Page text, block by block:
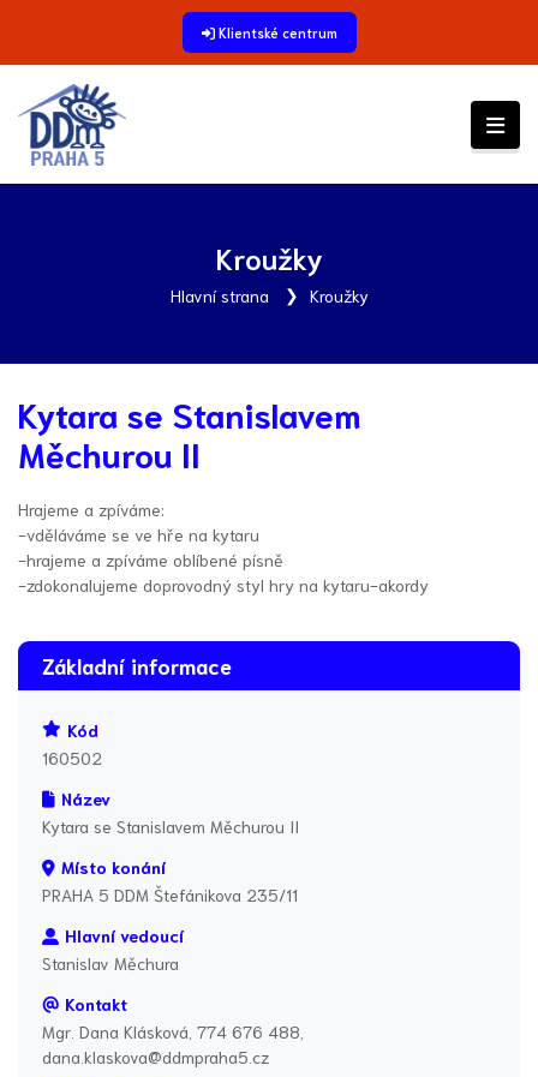
Klientské centrum
Kroužky
Hlavní strana Kroužky
Kytara se Stanislavem
Měchurou II
Hrajeme a zpíváme:
-vděláváme se ve hře na kytaru
-hrajeme a zpíváme oblíbené písně
-zdokonalujeme doprovodný styl hry na kytaru-akordy
Základní informace
Kód
160502
Název
Kytara se Stanislavem Měchurou II
Místo konání
PRAHA 5 DDM Štefánikova 235/11
Hlavní vedoucí
Stanislav Měchura
Kontakt
Mgr. Dana Klásková, 774 676 488,
dana.klaskova@ddmpraha5.cz